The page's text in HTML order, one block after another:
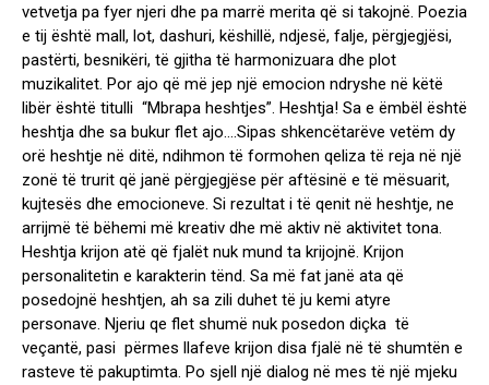
vetvetja pa fyer njeri dhe pa marrë merita që si takojnë. Poezia
e tij është mall, lot, dashuri, këshillë, ndjesë, falje, përgjegjësi,
pastërti, besnikëri, të gjitha të harmonizuara dhe plot
muzikalitet. Por ajo që më jep një emocion ndryshe në këtë
libër është titulli “Mbrapa heshtjes”. Heshtja! Sa e ëmbël është
heshtja dhe sa bukur flet ajo….Sipas shkencëtarëve vetëm dy
orë heshtje në ditë, ndihmon të formohen qeliza të reja në një
zonë të trurit që janë përgjegjëse për aftësinë e të mësuarit,
kujtesës dhe emocioneve. Si rezultat i të qenit në heshtje, ne
arrijmë të bëhemi më kreativ dhe më aktiv në aktivitet tona.
Heshtja krijon atë që fjalët nuk mund ta krijojnë. Krijon
personalitetin e karakterin tënd. Sa më fat janë ata që
posedojnë heshtjen, ah sa zili duhet të ju kemi atyre
personave. Njeriu qe flet shumë nuk posedon diçka të
veçantë, pasi përmes llafeve krijon disa fjalë në të shumtën e
rasteve të pakuptimta. Po sjell një dialog në mes të një mjeku